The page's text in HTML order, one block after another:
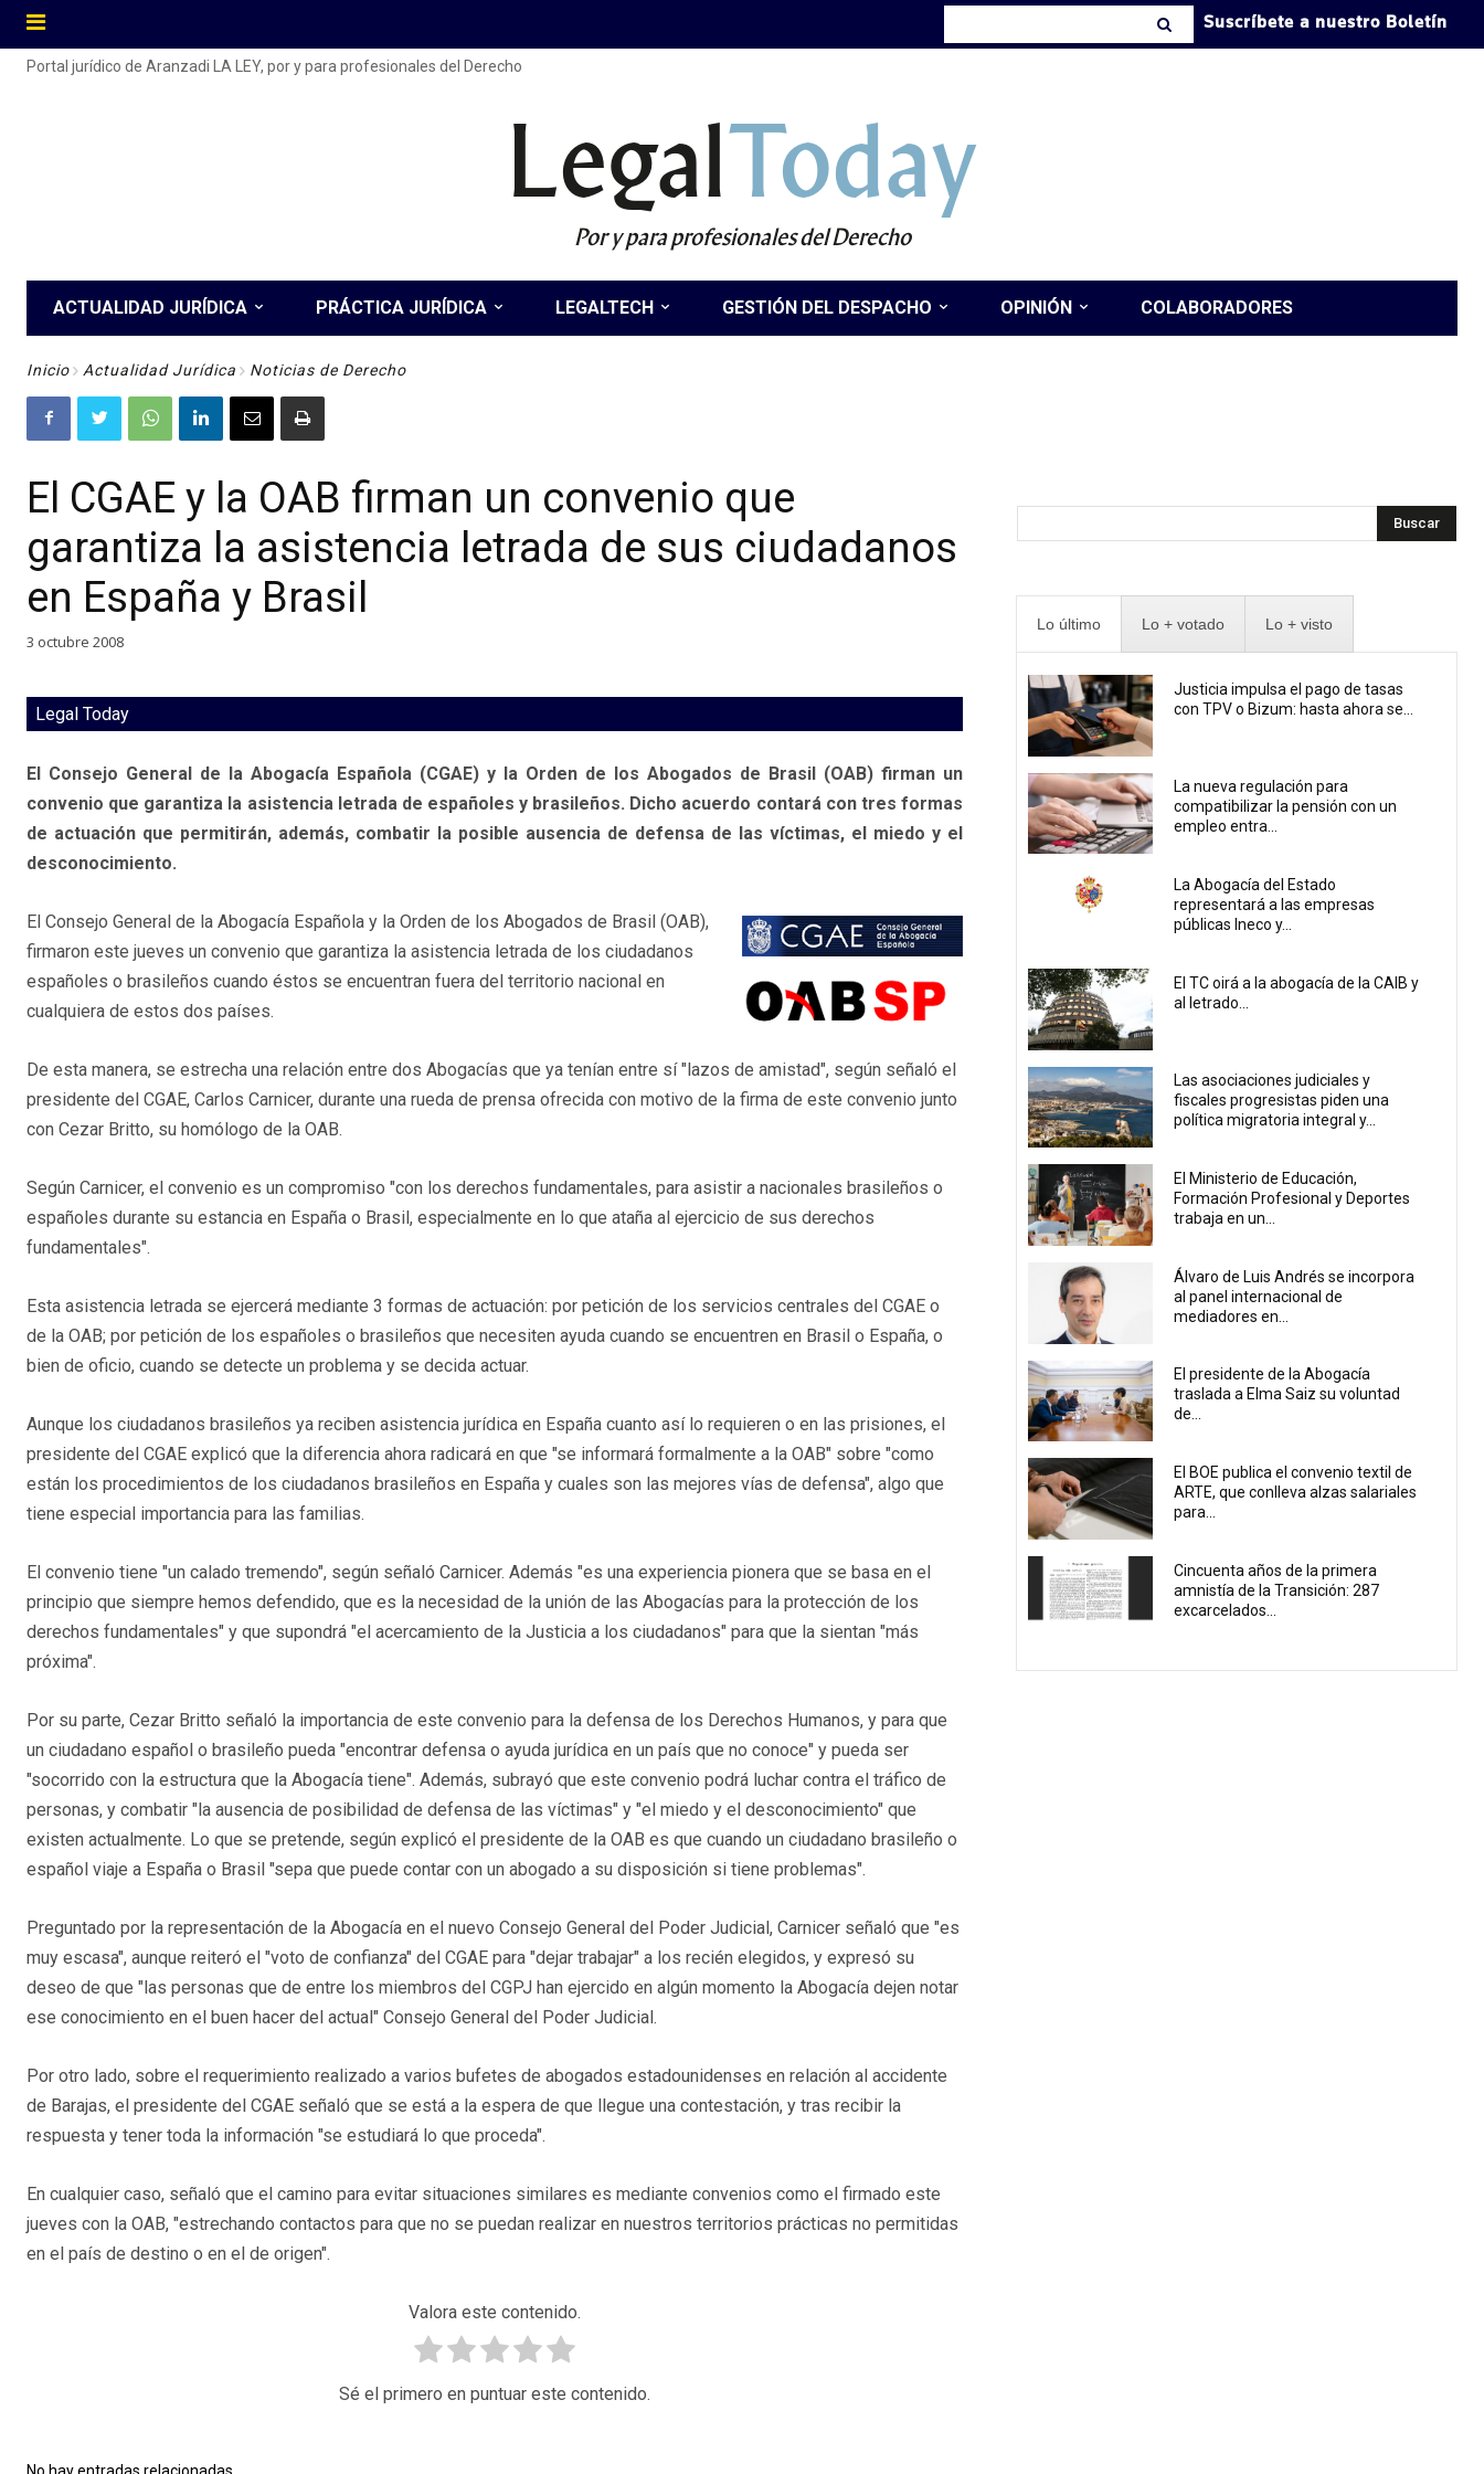
Suscríbete a nuestro Boletín
Portal jurídico de Aranzadi LA LEY, por y para profesionales del Derecho
LegalToday
Por y para profesionales del Derecho
ACTUALIDAD JURÍDICA PRÁCTICA JURÍDICA LEGALTECH GESTIÓN DEL DESPACHO OPINIÓN COLABORADORES
Inicio Actualidad Jurídica Noticias de Derecho
El CGAE y la OAB firman un convenio que
garantiza la asistencia letrada de sus ciudadanos
en España y Brasil
3 octubre 2008
Legal Today
El Consejo General de la Abogacía Española (CGAE) y la Orden de los Abogados de Brasil (OAB) firman un
convenio que garantiza la asistencia letrada de españoles y brasileños. Dicho acuerdo contará con tres formas
de actuación que permitirán, además, combatir la posible ausencia de defensa de las víctimas, el miedo y el
desconocimiento.
El Consejo General de la Abogacía Española y la Orden de los Abogados de Brasil (OAB),
firmaron este jueves un convenio que garantiza la asistencia letrada de los ciudadanos
españoles o brasileños cuando éstos se encuentran fuera del territorio nacional en
cualquiera de estos dos países.
De esta manera, se estrecha una relación entre dos Abogacías que ya tenían entre sí "lazos de amistad", según señaló el
presidente del CGAE, Carlos Carnicer, durante una rueda de prensa ofrecida con motivo de la firma de este convenio junto
con Cezar Britto, su homólogo de la OAB.
Según Carnicer, el convenio es un compromiso "con los derechos fundamentales, para asistir a nacionales brasileños o
españoles durante su estancia en España o Brasil, especialmente en lo que ataña al ejercicio de sus derechos
fundamentales".
Esta asistencia letrada se ejercerá mediante 3 formas de actuación: por petición de los servicios centrales del CGAE o
de la OAB; por petición de los españoles o brasileños que necesiten ayuda cuando se encuentren en Brasil o España, o
bien de oficio, cuando se detecte un problema y se decida actuar.
Aunque los ciudadanos brasileños ya reciben asistencia jurídica en España cuanto así lo requieren o en las prisiones, el
presidente del CGAE explicó que la diferencia ahora radicará en que "se informará formalmente a la OAB" sobre "como
están los procedimientos de los ciudadanos brasileños en España y cuales son las mejores vías de defensa", algo que
tiene especial importancia para las familias.
El convenio tiene "un calado tremendo", según señaló Carnicer. Además "es una experiencia pionera que se basa en el
principio que siempre hemos defendido, que es la necesidad de la unión de las Abogacías para la protección de los
derechos fundamentales" y que supondrá "el acercamiento de la Justicia a los ciudadanos" para que la sientan "más
próxima".
Por su parte, Cezar Britto señaló la importancia de este convenio para la defensa de los Derechos Humanos, y para que
un ciudadano español o brasileño pueda "encontrar defensa o ayuda jurídica en un país que no conoce" y pueda ser
"socorrido con la estructura que la Abogacía tiene". Además, subrayó que este convenio podrá luchar contra el tráfico de
personas, y combatir "la ausencia de posibilidad de defensa de las víctimas" y "el miedo y el desconocimiento" que
existen actualmente. Lo que se pretende, según explicó el presidente de la OAB es que cuando un ciudadano brasileño o
español viaje a España o Brasil "sepa que puede contar con un abogado a su disposición si tiene problemas".
Preguntado por la representación de la Abogacía en el nuevo Consejo General del Poder Judicial, Carnicer señaló que "es
muy escasa", aunque reiteró el "voto de confianza" del CGAE para "dejar trabajar" a los recién elegidos, y expresó su
deseo de que "las personas que de entre los miembros del CGPJ han ejercido en algún momento la Abogacía dejen notar
ese conocimiento en el buen hacer del actual" Consejo General del Poder Judicial.
Por otro lado, sobre el requerimiento realizado a varios bufetes de abogados estadounidenses en relación al accidente
de Barajas, el presidente del CGAE señaló que se está a la espera de que llegue una contestación, y tras recibir la
respuesta y tener toda la información "se estudiará lo que proceda".
En cualquier caso, señaló que el camino para evitar situaciones similares es mediante convenios como el firmado este
jueves con la OAB, "estrechando contactos para que no se puedan realizar en nuestros territorios prácticas no permitidas
en el país de destino o en el de origen".
Valora este contenido.
Sé el primero en puntuar este contenido.
Buscar
Lo último Lo + votado Lo + visto
Justicia impulsa el pago de tasas
con TPV o Bizum: hasta ahora se...
La nueva regulación para
compatibilizar la pensión con un
empleo entra...
La Abogacía del Estado
representará a las empresas
públicas Ineco y...
El TC oirá a la abogacía de la CAIB y
al letrado...
Las asociaciones judiciales y
fiscales progresistas piden una
política migratoria integral y...
El Ministerio de Educación,
Formación Profesional y Deportes
trabaja en un...
Álvaro de Luis Andrés se incorpora
al panel internacional de
mediadores en...
El presidente de la Abogacía
traslada a Elma Saiz su voluntad
de...
El BOE publica el convenio textil de
ARTE, que conlleva alzas salariales
para...
Cincuenta años de la primera
amnistía de la Transición: 287
excarcelados...